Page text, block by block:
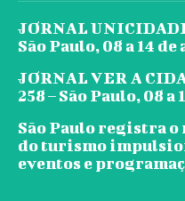
JORNAL
São Paulo, 08 a 14
JORNAL VER A
258 – São Paulo, 08 a
São Paulo registra
do turismo
eventos e